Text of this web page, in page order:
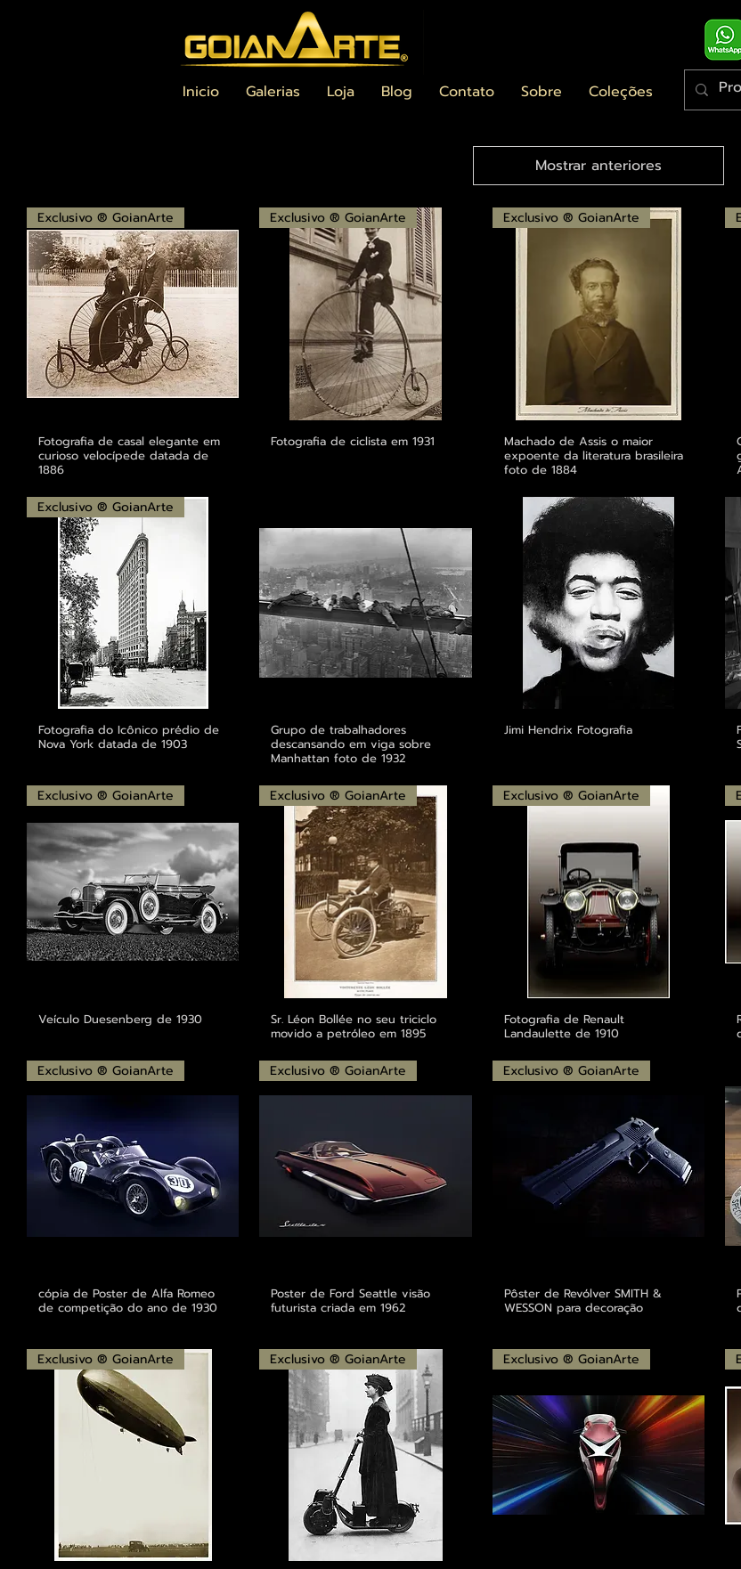
Inicio Galerias Loja Blog Contato Sobre Coleções
Mostrar anteriores
Exclusivo ® GoianArte
Fotografia de casal elegante em
curioso velocípede datada de
1886
Exclusivo ® GoianArte
Fotografia de ciclista em 1931
Exclusivo ® GoianArte
Machado de Assis o maior
expoente da literatura brasileira
foto de 1884
Exclusivo ® GoianArte
Fotografia do Icônico prédio de
Nova York datada de 1903
Grupo de trabalhadores
descansando em viga sobre
Manhattan foto de 1932
Jimi Hendrix Fotografia
Exclusivo ® GoianArte
Veículo Duesenberg de 1930
Exclusivo ® GoianArte
Sr. Léon Bollée no seu triciclo
movido a petróleo em 1895
Exclusivo ® GoianArte
Fotografia de Renault
Landaulette de 1910
Exclusivo ® GoianArte
cópia de Poster de Alfa Romeo
de competição do ano de 1930
Exclusivo ® GoianArte
Poster de Ford Seattle visão
futurista criada em 1962
Exclusivo ® GoianArte
Pôster de Revólver SMITH &
WESSON para decoração
Exclusivo ® GoianArte Exclusivo ® GoianArte Exclusivo ® GoianArte